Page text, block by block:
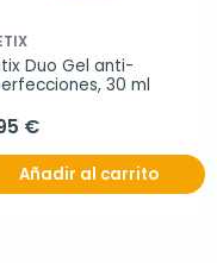
Duo Gel anti-
30 ml
€
Añadir al carrito